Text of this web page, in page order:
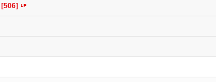
[506]